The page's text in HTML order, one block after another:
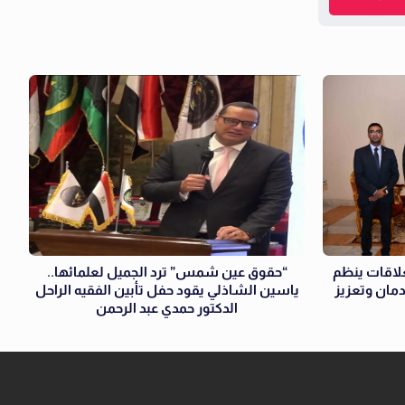
ينظم
وتعزيز
“حقوق عين شمس” ترد الجميل لعلمائها..
ياسين الشاذلي يقود حفل تأبين الفقيه الراحل
الدكتور حمدي عبد الرحمن